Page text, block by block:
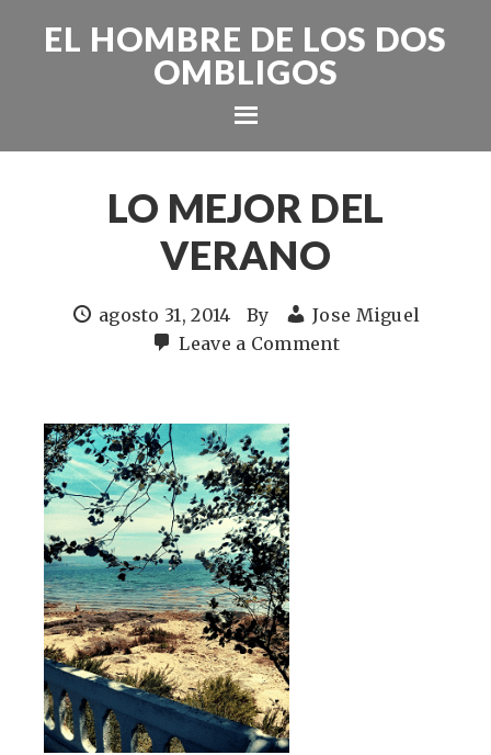
EL HOMBRE DE LOS DOS
OMBLIGOS
LO MEJOR DEL
VERANO
agosto 31, 2014 By
Jose Miguel
Leave a Comment